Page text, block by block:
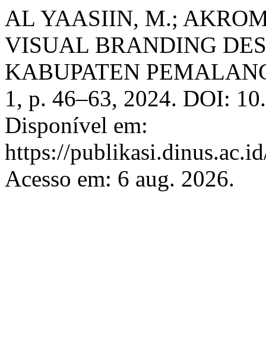
AL YAASIIN, M.;
VISUAL BRANDING
KABUPATEN
1, p. 46–63, 2024. DOI:
Disponível em:
https://
Acesso em: 6 aug. 2026.